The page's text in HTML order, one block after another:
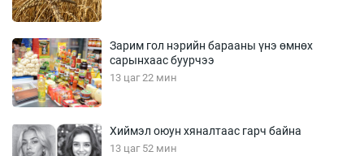
Зарим гол нэрийн барааны үнэ өмнөх
сарынхаас буурчээ
13 цаг 22 мин
Хиймэл оюун хяналтаас гарч байна
13 цаг 52 мин